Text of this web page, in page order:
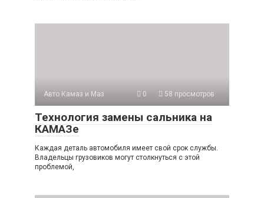
Авто Камаз и Маз 0 58 просмотров
Технология замены сальника на
КАМАЗе
Каждая деталь автомобиля имеет свой срок службы.
Владельцы грузовиков могут столкнуться с этой
проблемой,